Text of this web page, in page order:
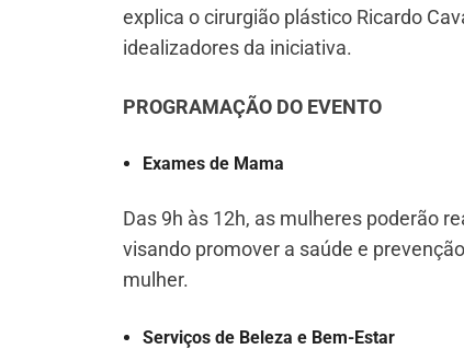
explica o cirurgião plástico Ricardo
idealizadores da iniciativa.
PROGRAMAÇÃO DO EVENTO
Exames de Mama
Das 9h às 12h, as mulheres poderão
visando promover a saúde e
mulher.
Serviços de Beleza e Bem-Estar